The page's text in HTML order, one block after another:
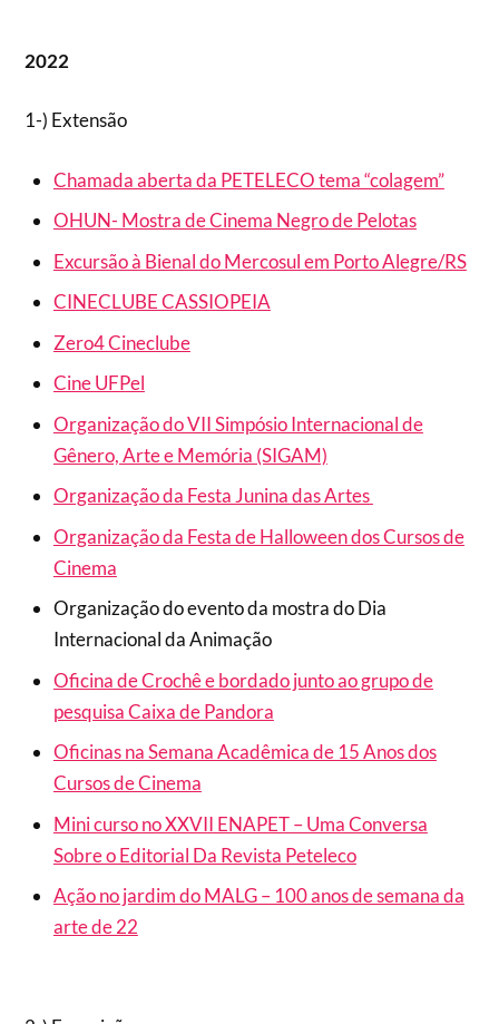
2022
1-) Extensão
Chamada aberta da PETELECO tema “colagem”
OHUN- Mostra de Cinema Negro de Pelotas
Excursão à Bienal do Mercosul em Porto Alegre/RS
CINECLUBE CASSIOPEIA
Zero4 Cineclube
Cine UFPel
Organização do VII Simpósio Internacional de
Gênero, Arte e Memória (SIGAM)
Organização da Festa Junina das Artes
Organização da Festa de Halloween dos Cursos de
Cinema
Organização do evento da mostra do Dia
Internacional da Animação
Oficina de Crochê e bordado junto ao grupo de
pesquisa Caixa de Pandora
Oficinas na Semana Acadêmica de 15 Anos dos
Cursos de Cinema
Mini curso no XXVII ENAPET – Uma Conversa
Sobre o Editorial Da Revista Peteleco
Ação no jardim do MALG – 100 anos de semana da
arte de 22